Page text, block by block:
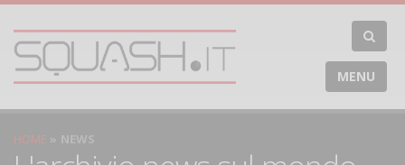
MENU
HOME NEWS